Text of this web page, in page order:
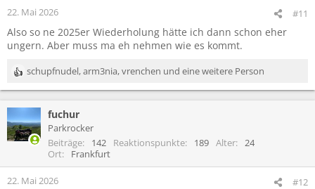
n
n
:
22. Mai 2026 #11
Also so ne 2025er Wiederholung hätte ich dann schon eher
ungern. Aber muss ma eh nehmen wie es kommt.
R
e
t
i
n
e
schupfnudel,arm3nia,vrenchen und eine weitere Person
fuchur
Parkrocker
Beiträge
142 Reaktionspunkte 189 Alter
24
Ort
Frankfurt
22. Mai 2026 #12